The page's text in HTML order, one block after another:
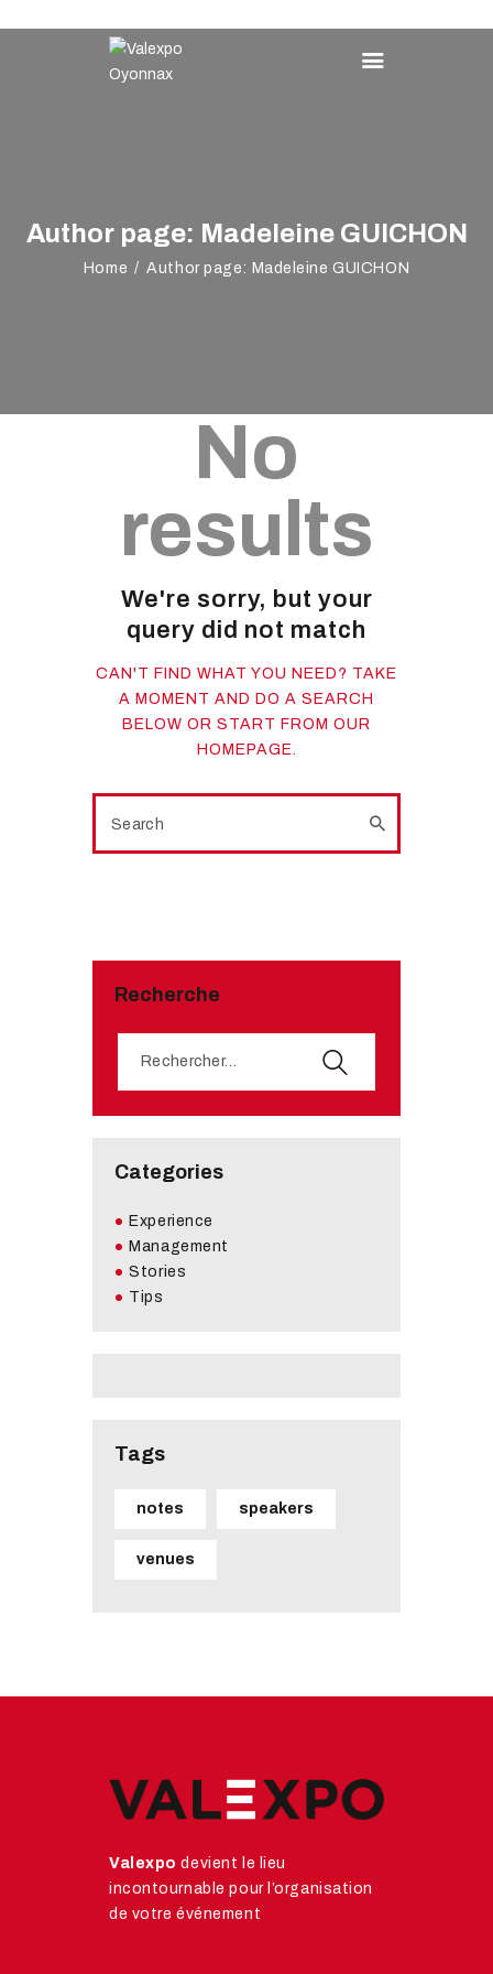
Author page: Madeleine GUICHON
Home Author page: Madeleine GUICHON
VALEXPO OYONNAX
VALEXPO
AGENDA
No
results
We're sorry, but your
query did not match
CAN'T FIND WHAT YOU NEED? TAKE
A MOMENT AND DO A SEARCH
BELOW OR START FROM OUR
HOMEPAGE.
Recherche
Categories
Experience
Management
Stories
Tips
Tags
notes speakers
venues
Valexpodevient le lieu
incontournable pour l’organisation
de votre événement